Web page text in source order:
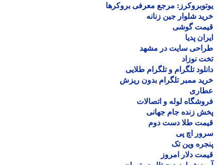
مرجع معرفی بروکرها
شلوار جین زنانه
گوشی
پدیا
سایت در مشهد
نوزاد
تلگرام و تلگرام طلایی
ممبر تلگرام بدون ریزش
لوله و اتصالات
زنده جام جهانی
طلا دست دوم
اچ پی
وین تک
دلار امروز